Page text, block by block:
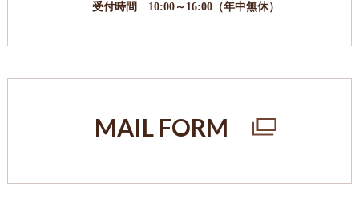
受付時間 10:00～16:00（年中無休）
MAIL FORM